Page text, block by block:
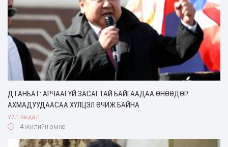
Д.ГАНБАТ: АРЧААГҮЙ ЗАСАГТАЙ БАЙГААДАА ӨНӨӨДӨР
АХМАДУУДААСАА ХҮЛЦЭЛ ӨЧИЖ БАЙНА
Үйл явдал
4 жилийн өмнө